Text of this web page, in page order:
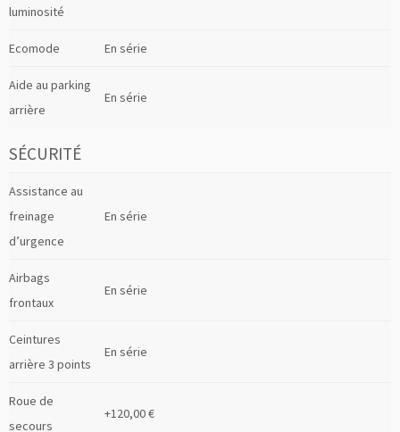
luminosité
Ecomode En série
Aide au parking
arrière
En série
SÉCURITÉ
Assistance au
freinage
d’urgence
En série
Airbags
frontaux
En série
Ceintures
arrière 3 points
En série
Roue de
secours
+120,00 €